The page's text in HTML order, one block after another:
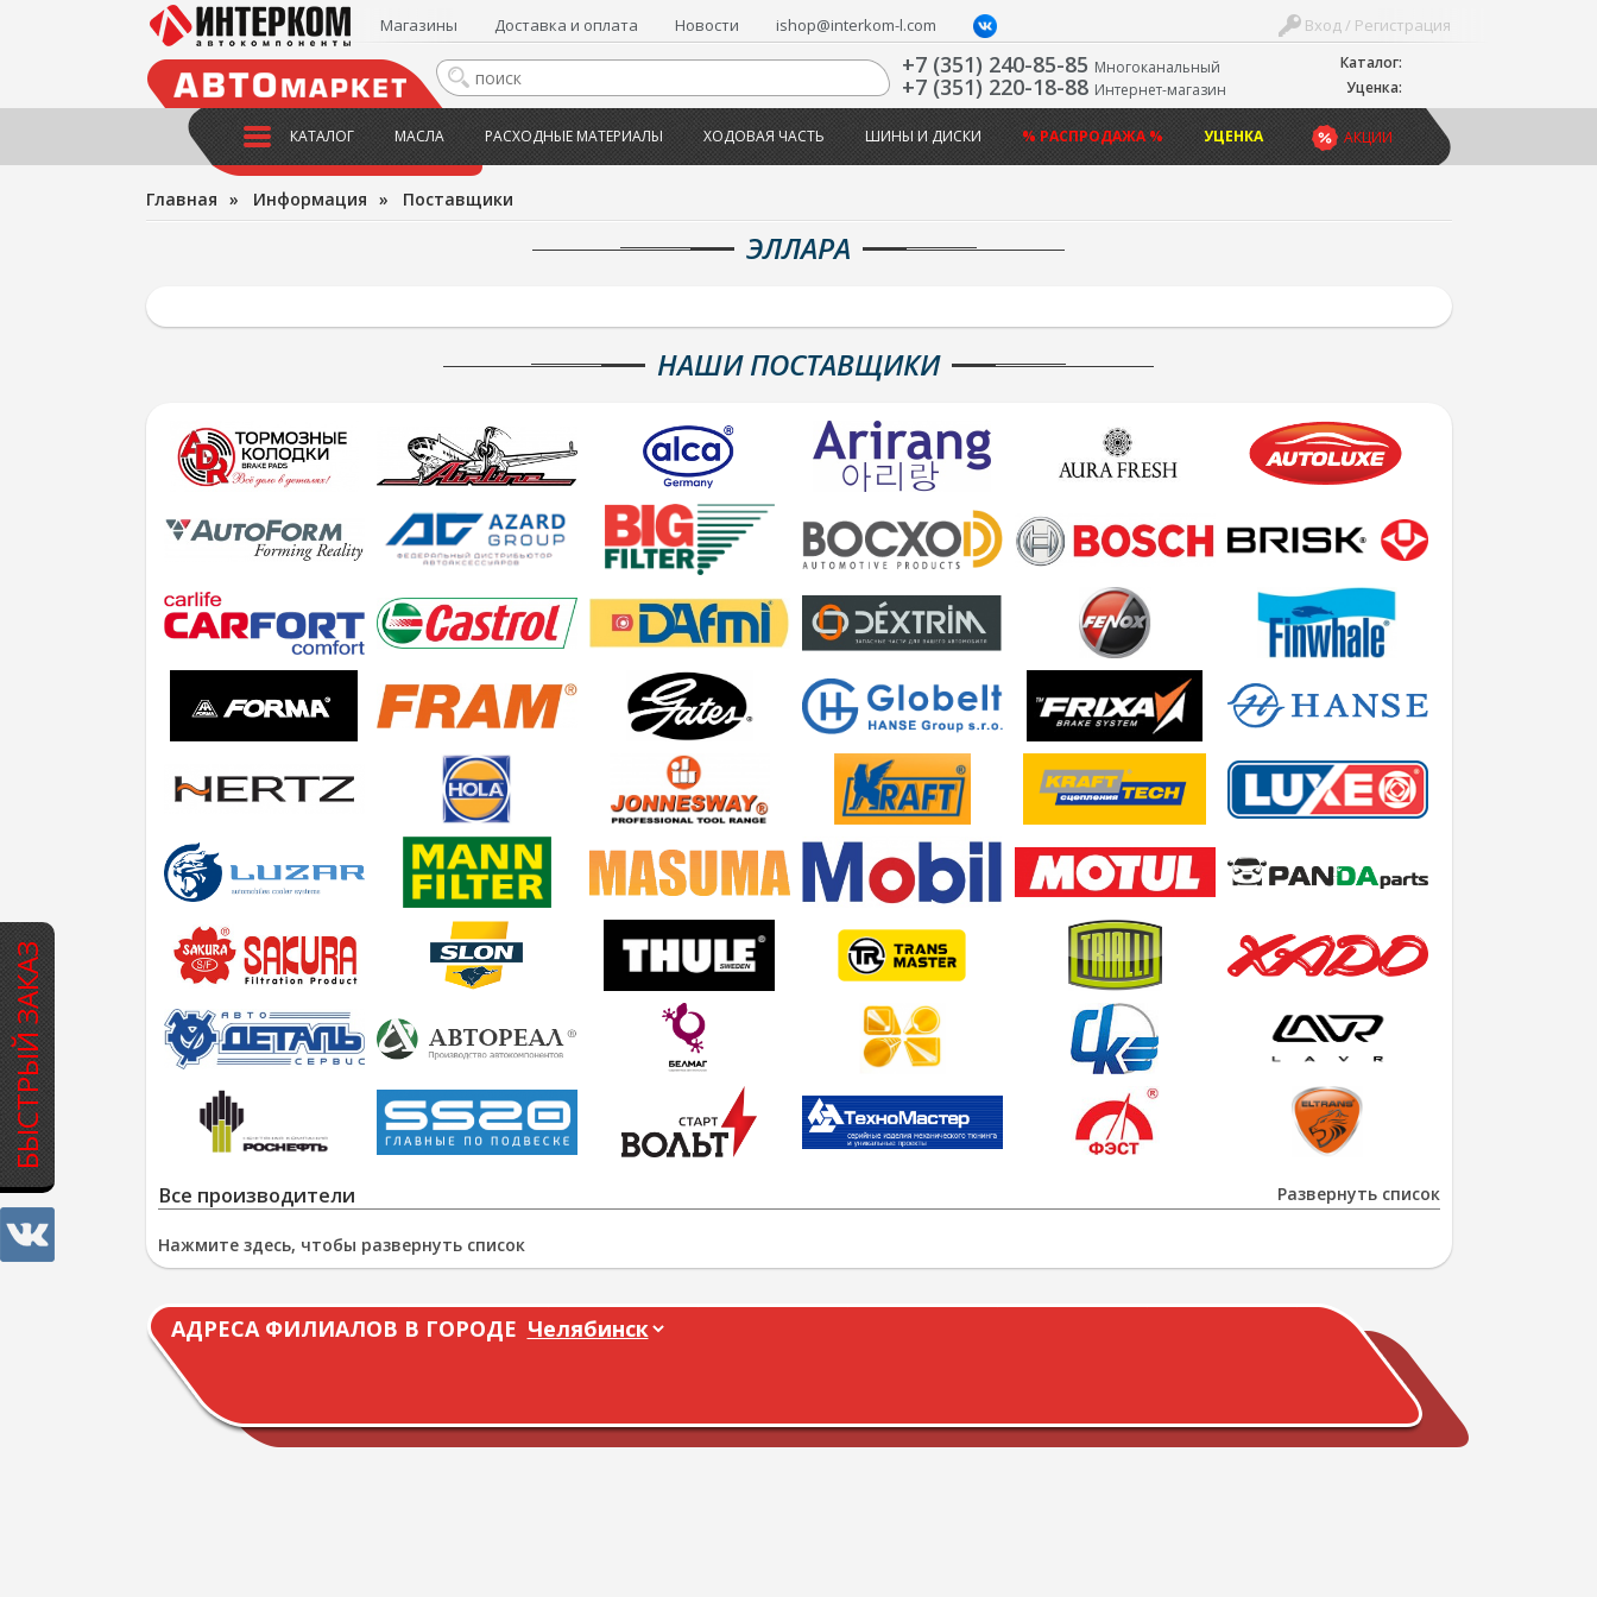
БЫСТРЫЙ ЗАКАЗ
Каталог:
Уценка:
Вход / Регистрация
Магазины Доставка и оплата Новости ishop@interkom-l.com
+7 (351) 240-85-85 Многоканальный
+7 (351) 220-18-88 Интернет-магазин
АКЦИИ
КАТАЛОГ МАСЛА РАСХОДНЫЕ МАТЕРИАЛЫ ХОДОВАЯ ЧАСТЬ ШИНЫ И ДИСКИ % РАСПРОДАЖА % УЦЕНКА
Главная » Информация » Поставщики
ЭЛЛАРА
НАШИ ПОСТАВЩИКИ
Развернуть список
Все производители
Нажмите здесь, чтобы развернуть список
АДРЕСА ФИЛИАЛОВ В ГОРОДЕ